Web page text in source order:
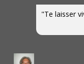
"Te laisser